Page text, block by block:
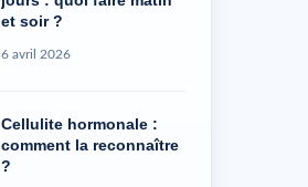
et soir ?
6 avril 2026
Cellulite hormonale :
comment la reconnaître
?